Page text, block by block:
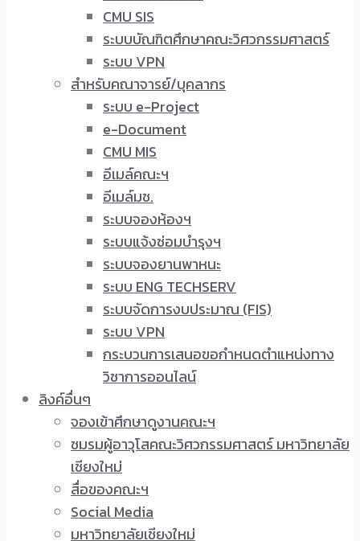
CMU SIS
ระบบบัณฑิตศึกษาคณะวิศวกรรมศาสตร์
ระบบ VPN
สำหรับคณาจารย์/บุคลากร
ระบบ e-Project
e-Document
CMU MIS
อีเมล์คณะฯ
อีเมล์มช.
ระบบจองห้องฯ
ระบบแจ้งซ่อมบำรุงฯ
ระบบจองยานพาหนะ
ระบบ ENG TECHSERV
ระบบจัดการงบประมาณ (FIS)
ระบบ VPN
กระบวนการเสนอขอกำหนดตำแหน่งทาง
วิชาการออนไลน์
ลิงค์อื่นๆ
จองเข้าศึกษาดูงานคณะฯ
ชมรมผู้อาวุโสคณะวิศวกรรมศาสตร์ มหาวิทยาลัย
เชียงใหม่
สื่อของคณะฯ
Social Media
มหาวิทยาลัยเชียงใหม่